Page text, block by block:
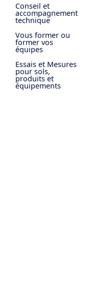
Conseil et
accompagnement
technique
Vous former ou
former vos
équipes
Essais et Mesures
pour sols,
produits et
équipements